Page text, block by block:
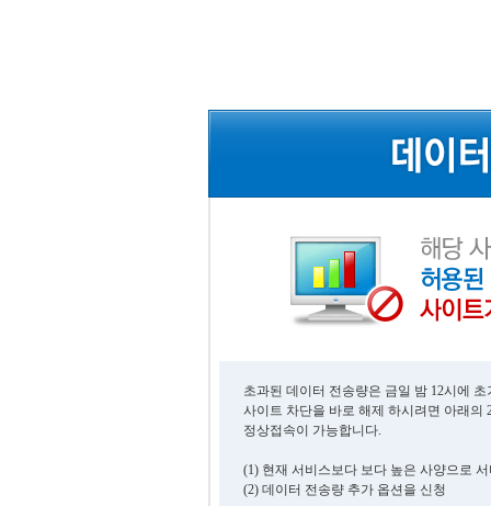
초과된 데이터 전송량은 금일 밤 12시에
사이트 차단을 바로 해제 하시려면 아래의
정상접속이 가능합니다.
(1) 현재 서비스보다 보다 높은 사양으로
(2) 데이터 전송량 추가 옵션을 신청